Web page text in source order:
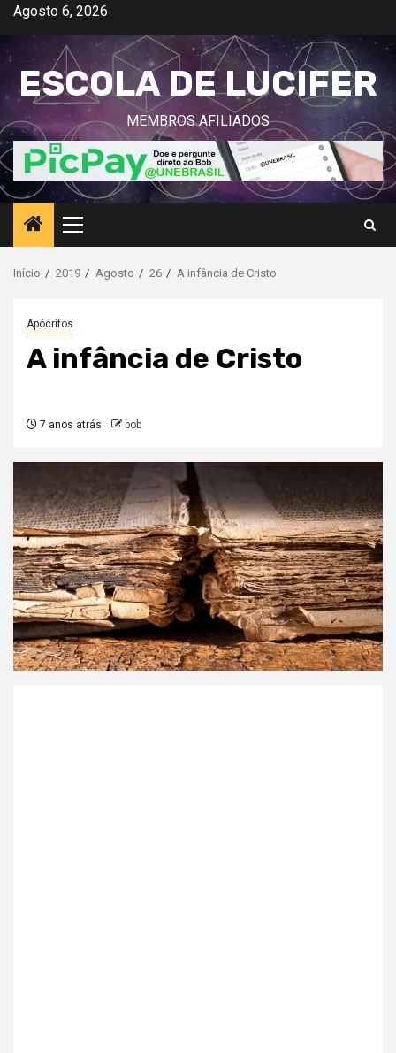
Avançar
o
conteúdo
Agosto 6, 2026
ESCOLA DE LUCIFER
MEMBROS AFILIADOS
Menu
principal
Início 2019 Agosto 26 A infância de Cristo
Apócrifos
A infância de Cristo
7 anos atrás bob